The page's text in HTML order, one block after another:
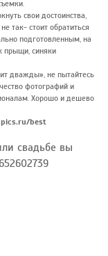
свои достоинства,
так- стоит обратиться
подготовленным, на
прыщи, синяки
дважды», не пытайтесь
фотографий и
Хорошо и дешево
best
свадьбе вы